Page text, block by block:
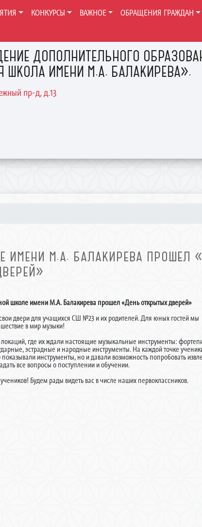
ДОПОЛНИТЕЛЬНОГО
ИМЕНИ М.А. БАЛАКИРЕВА».
пр-д, д.13
КОНКУРСЫ ВАЖНОЕ
ОБРАЩЕНИЯ ГРАЖДАН
М.А. БАЛАКИРЕВА ПРОШЕЛ
школе имени М.А. Балакирева прошел «День открытых дверей»
двери для учащихся СШ №23 и их родителей. Для юных гостей мы
в мир музыки!
локаций, где их ждали настоящие музыкальные инструменты:
эстрадные и народные инструменты. На каждой точке
инструменты, но и давали возможность попробовать
все вопросы о поступлении и обучении.
Будем рады видеть вас в числе наших первоклассников.